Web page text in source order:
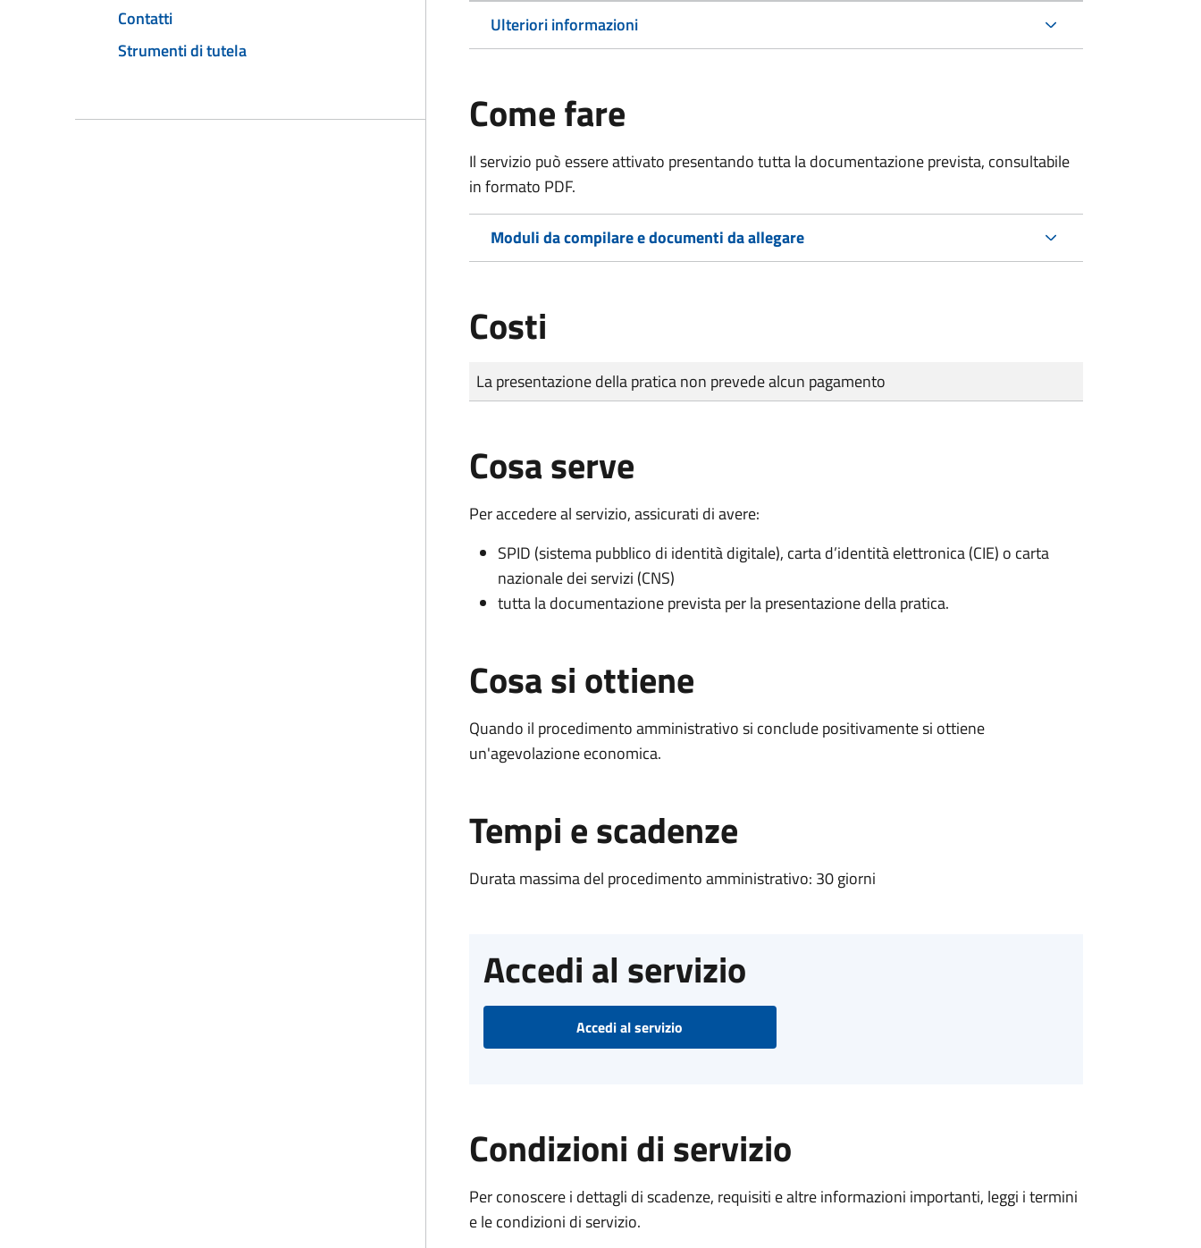
Contatti
Strumenti di tutela
Ulteriori informazioni
Come fare
Il servizio può essere attivato presentando tutta la documentazione prevista, consultabile
in formato PDF.
Moduli da compilare e documenti da allegare
Costi
Tipo di pagamento
Importo
La presentazione della pratica non prevede alcun pagamento
Cosa serve
Per accedere al servizio, assicurati di avere:
SPID (sistema pubblico di identità digitale), carta d’identità elettronica (CIE) o carta
nazionale dei servizi (CNS)
tutta la documentazione prevista per la presentazione della pratica.
Cosa si ottiene
Quando il procedimento amministrativo si conclude positivamente si ottiene
un'agevolazione economica.
Tempi e scadenze
Durata massima del procedimento amministrativo: 30 giorni
Accedi al servizio
Accedi al servizio
Condizioni di servizio
Per conoscere i dettagli di scadenze, requisiti e altre informazioni importanti, leggi i termini
e le condizioni di servizio.